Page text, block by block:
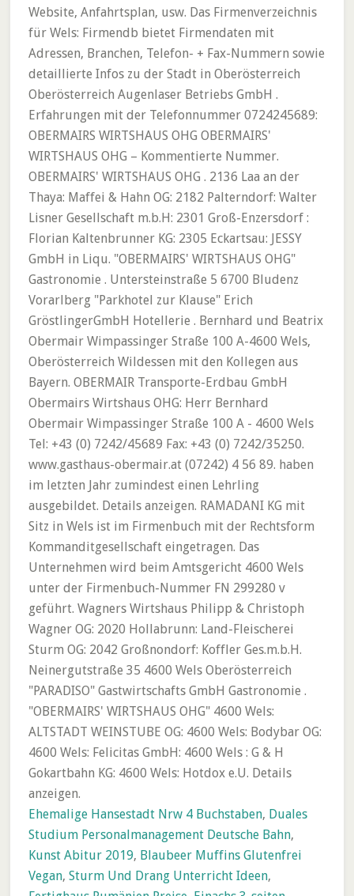
Website, Anfahrtsplan, usw. Das Firmenverzeichnis
für Wels: Firmendb bietet Firmendaten mit
Adressen, Branchen, Telefon- + Fax-Nummern sowie
detaillierte Infos zu der Stadt in Oberösterreich
Oberösterreich Augenlaser Betriebs GmbH .
Erfahrungen mit der Telefonnummer 0724245689:
OBERMAIRS WIRTSHAUS OHG OBERMAIRS'
WIRTSHAUS OHG – Kommentierte Nummer.
OBERMAIRS' WIRTSHAUS OHG . 2136 Laa an der
Thaya: Maffei & Hahn OG: 2182 Palterndorf: Walter
Lisner Gesellschaft m.b.H: 2301 Groß-Enzersdorf :
Florian Kaltenbrunner KG: 2305 Eckartsau: JESSY
GmbH in Liqu. "OBERMAIRS' WIRTSHAUS OHG"
Gastronomie . Untersteinstraße 5 6700 Bludenz
Vorarlberg "Parkhotel zur Klause" Erich
GröstlingerGmbH Hotellerie . Bernhard und Beatrix
Obermair Wimpassinger Straße 100 A-4600 Wels,
Oberösterreich Wildessen mit den Kollegen aus
Bayern. OBERMAIR Transporte-Erdbau GmbH
Obermairs Wirtshaus OHG: Herr Bernhard
Obermair Wimpassinger Straße 100 A - 4600 Wels
Tel: +43 (0) 7242/45689 Fax: +43 (0) 7242/35250.
www.gasthaus-obermair.at (07242) 4 56 89. haben
im letzten Jahr zumindest einen Lehrling
ausgebildet. Details anzeigen. RAMADANI KG mit
Sitz in Wels ist im Firmenbuch mit der Rechtsform
Kommanditgesellschaft eingetragen. Das
Unternehmen wird beim Amtsgericht 4600 Wels
unter der Firmenbuch-Nummer FN 299280 v
geführt. Wagners Wirtshaus Philipp & Christoph
Wagner OG: 2020 Hollabrunn: Land-Fleischerei
Sturm OG: 2042 Großnondorf: Koffler Ges.m.b.H.
Neinergutstraße 35 4600 Wels Oberösterreich
"PARADISO" Gastwirtschafts GmbH Gastronomie .
"OBERMAIRS' WIRTSHAUS OHG" 4600 Wels:
ALTSTADT WEINSTUBE OG: 4600 Wels: Bodybar OG:
4600 Wels: Felicitas GmbH: 4600 Wels : G & H
Gokartbahn KG: 4600 Wels: Hotdox e.U. Details
anzeigen.
Ehemalige Hansestadt Nrw 4 Buchstaben, Duales
Studium Personalmanagement Deutsche Bahn,
Kunst Abitur 2019, Blaubeer Muffins Glutenfrei
Vegan, Sturm Und Drang Unterricht Ideen,